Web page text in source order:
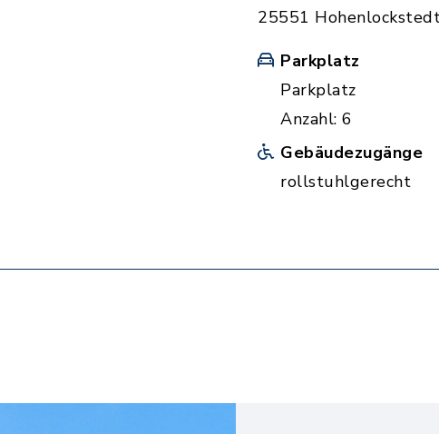
25551
Parkplatz
Parkplatz
Anzahl: 6
Gebäudezugänge
rollstuhlgerecht